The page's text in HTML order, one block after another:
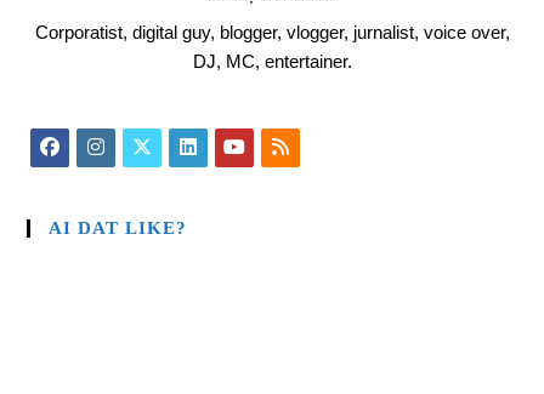
Corporatist, digital guy, blogger, vlogger, jurnalist, voice over,
DJ, MC, entertainer.
AI DAT LIKE?